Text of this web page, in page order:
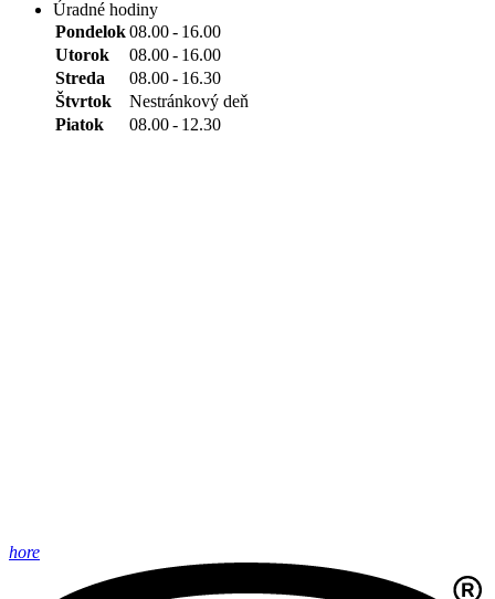
Úradné hodiny
Pondelok08.00- 16.00
Utorok
08.00- 16.00
Streda
08.00- 16.30
Štvrtok
Nestránkový deň
Piatok
08.00- 12.30
hore